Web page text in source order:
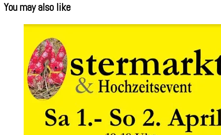
You may also like